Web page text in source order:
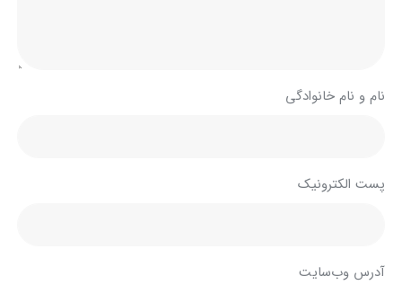
نام و نام خانوادگی
پست الکترونیک
آدرس وب‌سایت